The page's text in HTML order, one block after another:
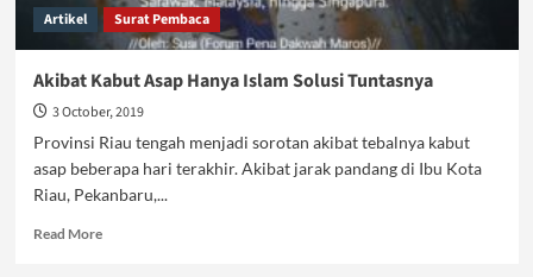
Artikel Surat Pembaca
Akibat Kabut Asap Hanya Islam Solusi Tuntasnya
3 October, 2019
Provinsi Riau tengah menjadi sorotan akibat tebalnya kabut
asap beberapa hari terakhir. Akibat jarak pandang di Ibu Kota
Riau, Pekanbaru,...
Read MoreRead